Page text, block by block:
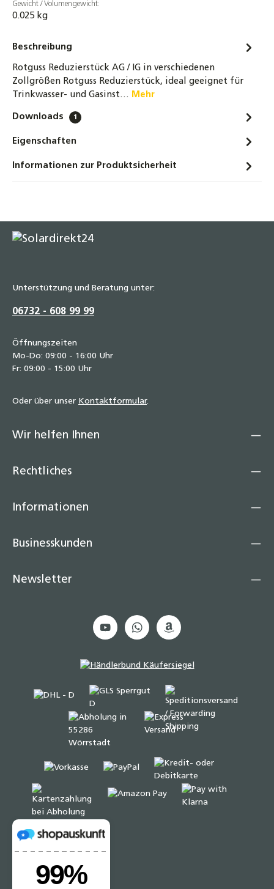
1,20 €
DN50 AG/AG Typ 3280
4,90 €
Rotguss T-Stück IG 1/4" bis 2" DN8 bis DN50
Typ 3130 Gewindefitting
3,70 €
Gewicht / Volumengewicht:
0.025 kg
Beschreibung
Rotguss Reduzierstück AG / IG in verschiedenen
Zollgrößen Rotguss Reduzierstück, ideal geeignet für
Trinkwasser- und Gasinst… Mehr
Downloads 1
Eigenschaften
Informationen zur Produktsicherheit
Unterstützung und Beratung unter:
06732 - 608 99 99
Öffnungszeiten
Mo-Do: 09:00 - 16:00 Uhr
Fr: 09:00 - 15:00 Uhr
Oder über unser Kontaktformular.
Wir helfen Ihnen
Rechtliches
Informationen
Businesskunden
Newsletter